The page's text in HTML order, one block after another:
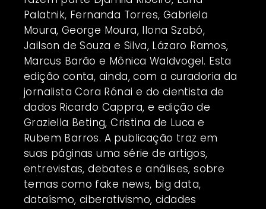
Palatnik, Fernanda Torres, Gabriela
Moura, George Moura, Ilona Szabó,
Jailson de Souza e Silva, Lázaro Ramos,
Marcus Barão e Mônica Waldvogel. Esta
edição conta, ainda, com a curadoria da
jornalista Cora Rónai e do cientista de
dados Ricardo Cappra, e edição de
Graziella Beting, Cristina de Luca e
Rubem Barros. A publicação traz em
suas páginas uma série de artigos,
entrevistas, debates e análises, sobre
temas como fake news, big data,
dataísmo, ciberativismo, cidades